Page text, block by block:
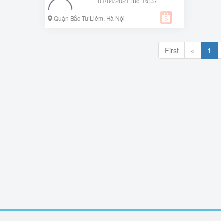
Quận Bắc Từ Liêm, Hà Nội
First « 1